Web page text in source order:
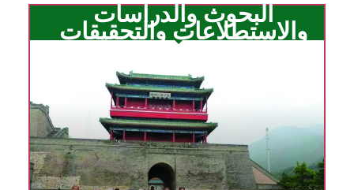
البحوث والدراسات
والاستطلاعات والتحقيقات